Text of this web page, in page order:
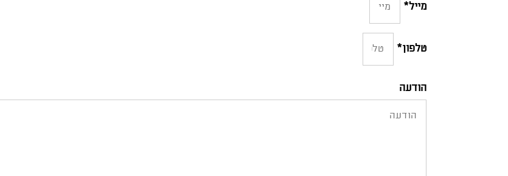
מייל*
טלפון*
הודעה